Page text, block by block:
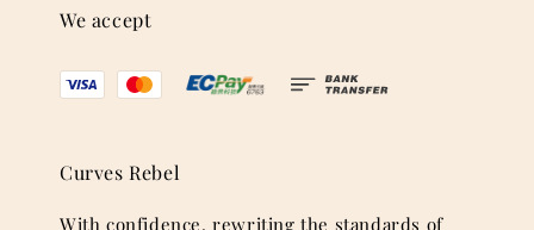
We accept
Curves Rebel
With confidence, rewriting the standards of